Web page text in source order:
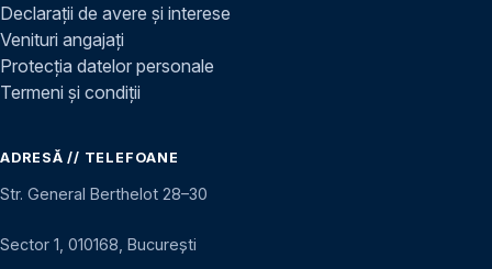
Declarații de avere și interese
Venituri angajați
Protecția datelor personale
Termeni și condiții
ADRESĂ // TELEFOANE
Str. General Berthelot 28–30
Sector 1, 010168, București